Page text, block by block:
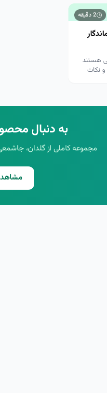
2دقیقه
هستند
نکات
به دنبال
مجموعه کاملی از گلدان،